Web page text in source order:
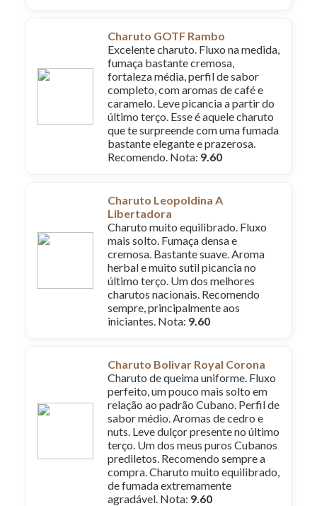
Charuto GOTF Rambo
Excelente charuto. Fluxo na medida,
fumaça bastante cremosa,
fortaleza média, perfil de sabor
completo, com aromas de café e
caramelo. Leve picancia a partir do
último terço. Esse é aquele charuto
que te surpreende com uma fumada
bastante elegante e prazerosa.
Recomendo. Nota: 9.60
Charuto Leopoldina A
Libertadora
Charuto muito equilibrado. Fluxo
mais solto. Fumaça densa e
cremosa. Bastante suave. Aroma
herbal e muito sutil picancia no
último terço. Um dos melhores
charutos nacionais. Recomendo
sempre, principalmente aos
iniciantes. Nota: 9.60
Charuto Bolivar Royal Corona
Charuto de queima uniforme. Fluxo
perfeito, um pouco mais solto em
relação ao padrão Cubano. Perfil de
sabor médio. Aromas de cedro e
nuts. Leve dulçor presente no último
terço. Um dos meus puros Cubanos
prediletos. Recomendo sempre a
compra. Charuto muito equilibrado,
de fumada extremamente
agradável. Nota: 9.60